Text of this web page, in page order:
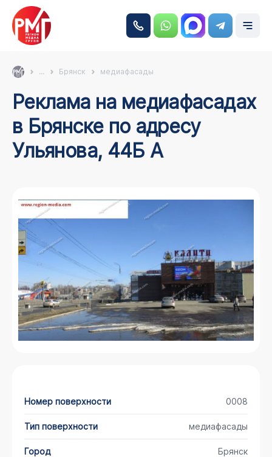
... Брянск медиафасады
Реклама на медиафасадах
в Брянске по адресу
Ульянова, 44Б А
Номер поверхности 0008
Тип поверхности медиафасады
Город Брянск